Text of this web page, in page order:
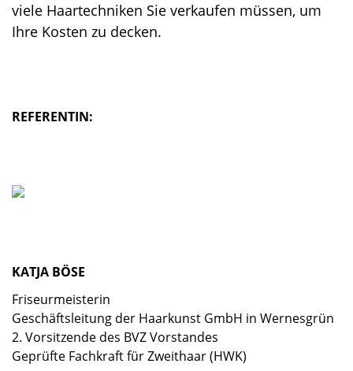
viele Haartechniken Sie verkaufen müssen, um
Ihre Kosten zu decken.
REFERENTIN:
KATJA BÖSE
Friseurmeisterin
Geschäftsleitung der Haarkunst GmbH in Wernesgrün
2. Vorsitzende des BVZ Vorstandes
Geprüfte Fachkraft für Zweithaar (HWK)